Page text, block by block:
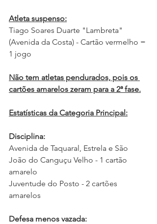
Atleta suspenso:
Tiago Soares Duarte "Lambreta"
(Avenida da Costa) - Cartão vermelho =
1 jogo
Não tem atletas pendurados, pois os
cartões amarelos zeram para a 2ª fase.
Estatísticas da Categoria Principal:
Disciplina:
Avenida de Taquaral, Estrela e São
João do Canguçu Velho - 1 cartão
amarelo
Juventude do Posto - 2 cartões
amarelos
Defesa menos vazada: